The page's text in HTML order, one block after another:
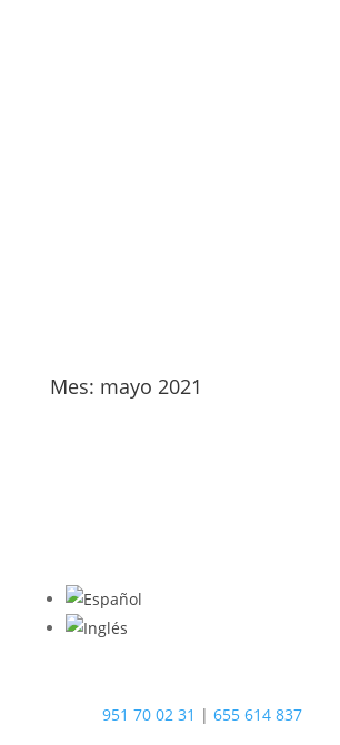
Mes: mayo 2021
951 70 02 31 | 655 614 837